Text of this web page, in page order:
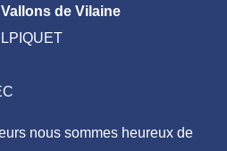
de Vilaine
nous sommes heureux de